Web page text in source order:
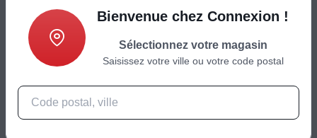
Bienvenue chez Connexion !
Sélectionnez votre magasin
Saisissez votre ville ou votre code postal